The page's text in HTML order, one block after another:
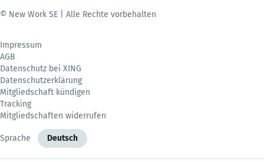
© New Work SE | Alle Rechte vorbehalten
Impressum
AGB
Datenschutz bei XING
Datenschutzerklärung
Mitgliedschaft kündigen
Tracking
Mitgliedschaften widerrufen
Sprache Deutsch